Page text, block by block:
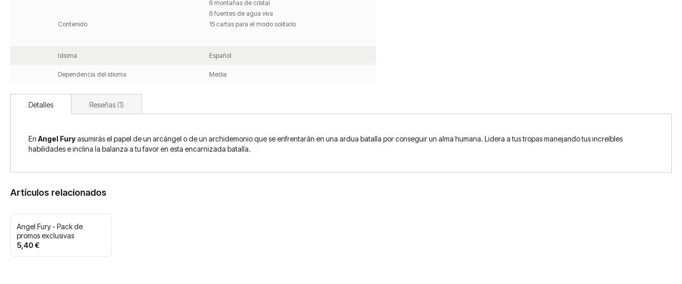
Contenido
6 montañas de cristal
6 fuentes de agua viva
15 cartas para el modo solitario
Idioma Español
Dependencia del idioma Media
Detalles
En Angel Furyasumirás el papel de un arcángel o de un archidemonio que se enfrentarán en una ardua batalla por conseguir un alma humana. Lidera a tus tropas manejando tus increíbles
habilidades e inclina la balanza a tu favor en esta encarnizada batalla.
Reseñas 1
Artículos relacionados
Angel Fury - Pack de
promos exclusivas
5,40 €